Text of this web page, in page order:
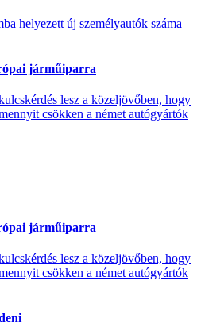
helyezett új személyautók száma
járműiparra
lesz a közeljövőben, hogy
csökken a német autógyártók
járműiparra
lesz a közeljövőben, hogy
csökken a német autógyártók